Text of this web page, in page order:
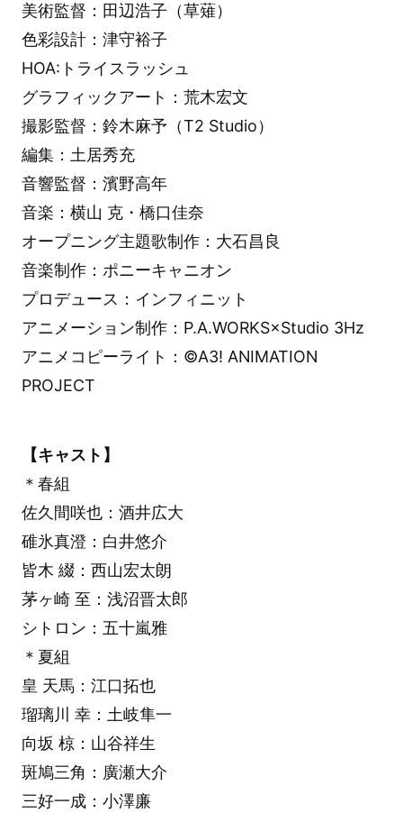
美術監督：田辺浩子（草薙）
色彩設計：津守裕子
HOA:トライスラッシュ
グラフィックアート：荒木宏文
撮影監督：鈴木麻予（T2 Studio）
編集：土居秀充
音響監督：濱野高年
音楽：横山 克・橋口佳奈
オープニング主題歌制作：大石昌良
音楽制作：ポニーキャニオン
プロデュース：インフィニット
アニメーション制作：P.A.WORKS×Studio 3Hz
アニメコピーライト：©A3! ANIMATION
PROJECT
【キャスト】
＊春組
佐久間咲也：酒井広大
碓氷真澄：白井悠介
皆木 綴：西山宏太朗
茅ヶ崎 至：浅沼晋太郎
シトロン：五十嵐雅
＊夏組
皇 天馬：江口拓也
瑠璃川 幸：土岐隼一
向坂 椋：山谷祥生
斑鳩三角：廣瀬大介
三好一成：小澤廉